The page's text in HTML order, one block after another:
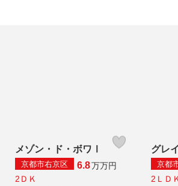
メゾン・ド・ボワⅠ
京都市右京区 6.8万万円
2ＤＫ
グレ
京都
2ＬＤＫ